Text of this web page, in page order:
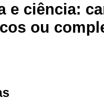
e ciência:
ou